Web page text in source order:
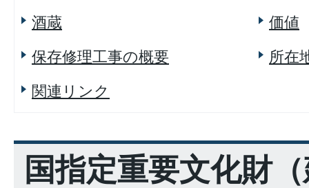
酒蔵
価値
保存修理工事の概要
所在
関連リンク
国指定重要文化財